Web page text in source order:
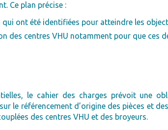
Ce plan précise :
ont été identifiées pour atteindre les
des centres VHU notamment pour que ces
le cahier des charges prévoit une
le référencement d’origine des pièces et
des centres VHU et des broyeurs.